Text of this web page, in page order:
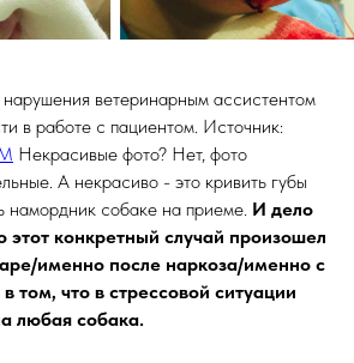
ветеринарным ассистентом
в работе с пациентом. Источник:
Некрасивые фото? Нет, фото
А некрасиво - это кривить губы
намордник собаке на приеме. И дело
этот конкретный случай произошел
именно после наркоза/именно с
том, что в стрессовой ситуации
любая собака.